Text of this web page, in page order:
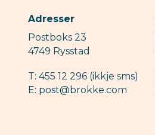
Adresser
Postboks 23
4749 Rysstad
T: 455 12 296 (ikkje sms)
E: post@brokke.com